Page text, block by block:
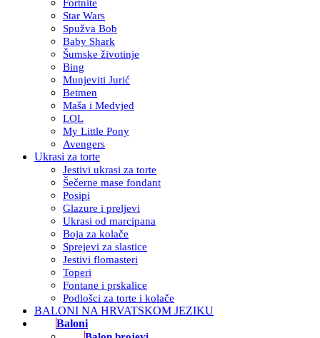
Fortnite
Star Wars
Spužva Bob
Baby Shark
Šumske životinje
Bing
Munjeviti Jurić
Betmen
Maša i Medvjed
LOL
My Little Pony
Avengers
Ukrasi za torte
Jestivi ukrasi za torte
Šečerne mase fondant
Posipi
Glazure i preljevi
Ukrasi od marcipana
Boja za kolače
Sprejevi za slastice
Jestivi flomasteri
Toperi
Fontane i prskalice
Podlošci za torte i kolače
BALONI NA HRVATSKOM JEZIKU
Baloni